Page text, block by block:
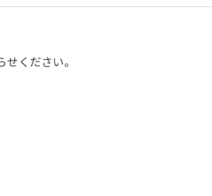
ください。